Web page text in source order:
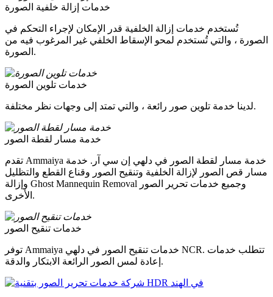
خدمات إزالة خلفية الصورة
تُستخدم خدمات إزالة الخلفية قدر الإمكان لإجراء التحكم في
الصورة ، والتي تُستخدم لمحو الإسقاط الخلفي غير المرغوب فيه من
الصورة.
خدمات تلوين الصورة
لدينا خدمة تلوين صور رائعة ، والتي تمتد إلى وجهات نظر مختلفة.
خدمة مسار لقطة الصور
تقدم Ammaiya خدمة مسار لقطة الصور في دلهي إن سي آر. خدمة
مسار قص الصور لإزالة الخلفية وتنقيح الصور وقناع القطع والتظليل
وإزالة Ghost Mannequin Removal وجميع خدمات تحرير الصور
الأخرى.
خدمات تنقيح الصور
توفر Ammaiya خدمات تنقيح الصور في دلهي NCR. تتطلب خدمات
إعادة لمس الصور الرائعة الابتكار والدقة.